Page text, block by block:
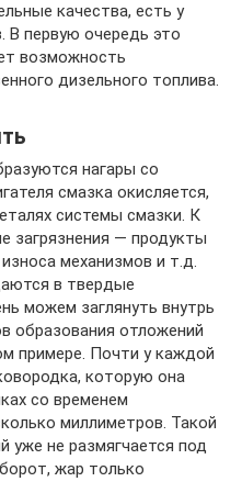
качества, есть у
В первую очередь это
возможность
дизельного топлива.
нагары со
смазка окисляется,
системы смазки. К
загрязнения — продукты
механизмов и т.д.
в твердые
можем заглянуть внутрь
образования отложений
примере. Почти у каждой
которую она
со временем
миллиметров. Такой
уже не размягчается под
жар только